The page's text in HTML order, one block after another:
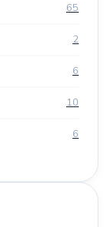
65
2
6
10
6